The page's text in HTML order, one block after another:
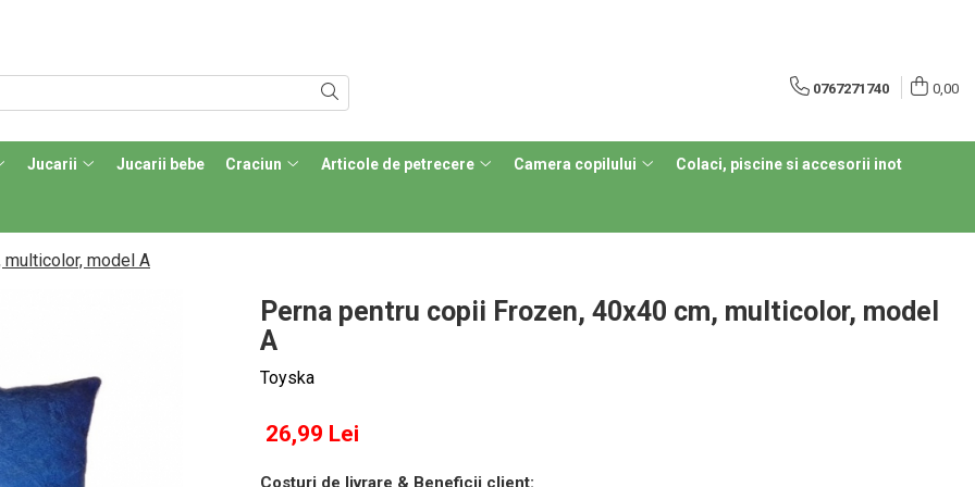
0767271740 0,00
Jucarii Jucarii bebe Craciun Articole de petrecere Camera copilului Colaci, piscine si accesorii inot
model A
Perna pentru copii Frozen, 40x40 cm, multicolor, model
A
Toyska
26,99 Lei
Costuri de livrare & Beneficii client: